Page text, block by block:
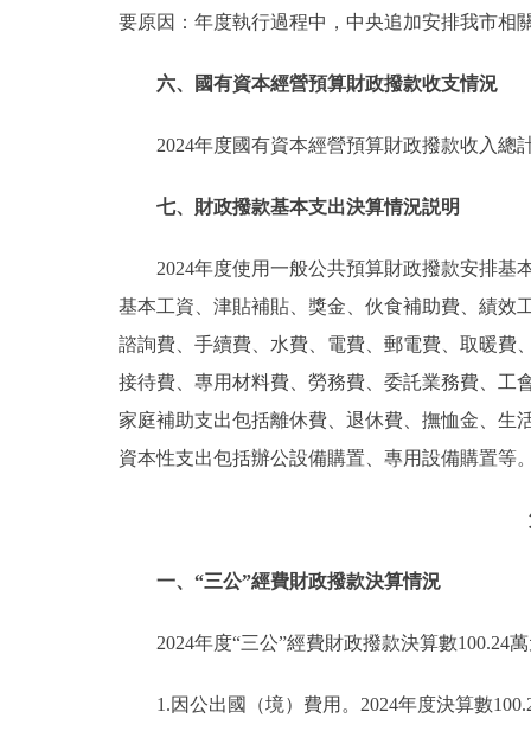
要原因：年度執行過程中，中央追加安排我市相
六、國有資本經營預算財政撥款收支情況
2024年度國有資本經營預算財政撥款收入總
七、財政撥款基本支出決算情況説明
2024年度使用一般公共預算財政撥款安排基
基本工資、津貼補貼、獎金、伙食補助費、績效
諮詢費、手續費、水費、電費、郵電費、取暖費
接待費、專用材料費、勞務費、委託業務費、工
家庭補助支出包括離休費、退休費、撫恤金、生
資本性支出包括辦公設備購置、專用設備購置等
一、“三公”經費財政撥款決算情況
2024年度“三公”經費財政撥款決算數100.24
1.因公出國（境）費用。2024年度決算數